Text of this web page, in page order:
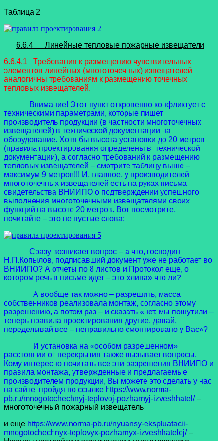
Таблица 2
6.6.4 Линейные тепловые пожарные извещатели
6.6.4.1 Требования к размещению чувствительных
элементов линейных (многоточечных) извещателей
аналогичны требованиям к размещению точечных
тепловых извещателей.
Внимание! Этот пункт откровенно конфликтует с
техническими параметрами, которые пишет
производитель продукции (в частности многоточечных
извещателей) в технической документации на
оборудование. Хотя бы высота установки до 20 метров
(правила проектирования определены в технической
документации), а согласно требований к размещению
тепловых извещателей – смотрите таблицу выше –
максимум 9 метров!!! И, главное, у производителей
многоточечных извещателей есть на руках письма-
свидетельства ВНИИПО о подтверждении успешного
выполнения многоточечными извещателями своих
функций на высоте 20 метров. Вот посмотрите,
почитайте – это не пустые слова:
Сразу возникает вопрос – а что, господин
Н.П.Копылов, подписавший документ уже не работает во
ВНИИПО? А отчеты по 8 листов и Протокол еще, о
котором речь в письме идет – это «липа» что ли?
А вообще так можно – разрешить, масса
собственников реализовала монтаж, согласно этому
разрешению, а потом раз – и сказать «нет, мы пошутили –
теперь правила проектирования другие, давай,
переделывай все – неправильно смонтировано у Вас»?
И установка на «особом разрешенном»
расстоянии от перекрытия также вызывает вопросы.
Кому интересно почитать все эти разрешения ВНИИПО и
правила монтажа, утвержденные и предлагаемые
производителем продукции, Вы можете это сделать у нас
на сайте, пройдя по ссылке https://www.norma-
pb.ru/mnogotochechnyj-teplovoj-pozharnyj-izveshhatel/–
многоточечный пожарный извещатель
и еще https://www.norma-pb.ru/nyuansy-ekspluatacii-
mnogotochechnyx-teplovyx-pozharnyx-izveshhatelej/–